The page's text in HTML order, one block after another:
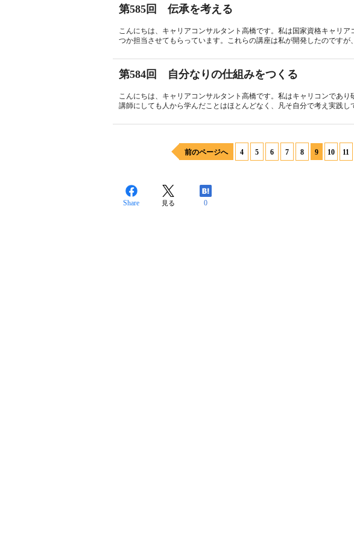
第585回 伝承を考える
こんにちは、キャリアコンサルタント高橋です。私は国家資格キャリ
つか担当させてもらっています。これらの講座は私が開発したのですが
第584回 自分なりの仕組みをつくる
こんにちは、キャリアコンサルタント高橋です。私はキャリコンであ
講師にしても人から学んだことはほとんどなく、凡そ自分で考え実践し
前のページへ 4 5 6 7 8 9 10 11
Share 見る 0